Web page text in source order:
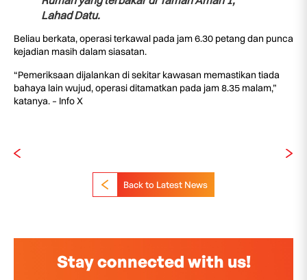
Lahad Datu.
Beliau berkata, operasi terkawal pada jam 6.30 petang dan punca
kejadian masih dalam siasatan.
“Pemeriksaan dijalankan di sekitar kawasan memastikan tiada
bahaya lain wujud, operasi ditamatkan pada jam 8.35 malam,”
katanya. – Info X
Back to Latest News
Stay connected with us!